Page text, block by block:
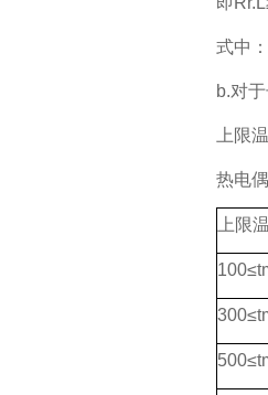
式中
b.对
上
热电
上限